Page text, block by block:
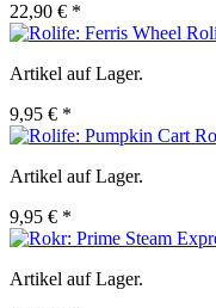
22,90 € *
Artikel auf Lager.
9,95 € *
Artikel auf Lager.
9,95 € *
Artikel auf Lager.